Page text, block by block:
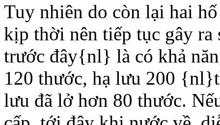
Tuy nhiên do còn lại hai
kịp thời nên tiếp tục gây ra
trước đây{nl} là có khả
120 thước, hạ lưu 200
lưu đã lở hơn 80 thước.